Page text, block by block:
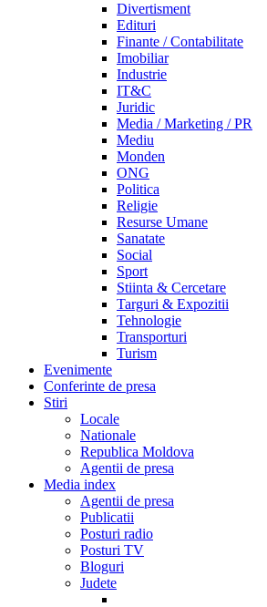
Divertisment
Edituri
Finante / Contabilitate
Imobiliar
Industrie
IT&C
Juridic
Media / Marketing / PR
Mediu
Monden
ONG
Politica
Religie
Resurse Umane
Sanatate
Social
Sport
Stiinta & Cercetare
Targuri & Expozitii
Tehnologie
Transporturi
Turism
Evenimente
Conferinte de presa
Stiri
Locale
Nationale
Republica Moldova
Agentii de presa
Media index
Agentii de presa
Publicatii
Posturi radio
Posturi TV
Bloguri
Judete